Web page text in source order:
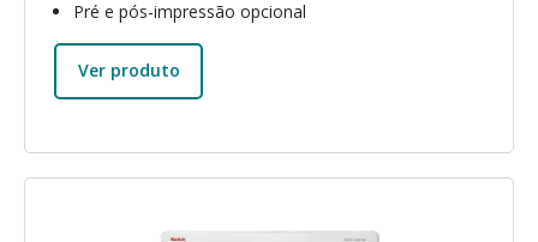
Pré e pós-impressão opcional
Ver produto
Imagem